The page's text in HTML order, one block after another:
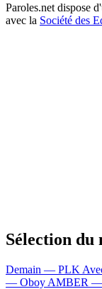
Paroles.net dispose
avec la Société des
Sélection du
Demain — PLK
— Oboy AMBER —